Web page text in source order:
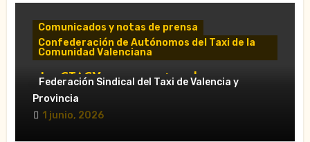
Comunicados y notas de prensa
Confederación de Autónomos del Taxi de la
Comunidad Valenciana
«La CTACV carga contra el nuevo
Decreto Ley y acusa al Consell de
Federación Sindical del Taxi de Valencia y
Provincia
1 junio, 2026